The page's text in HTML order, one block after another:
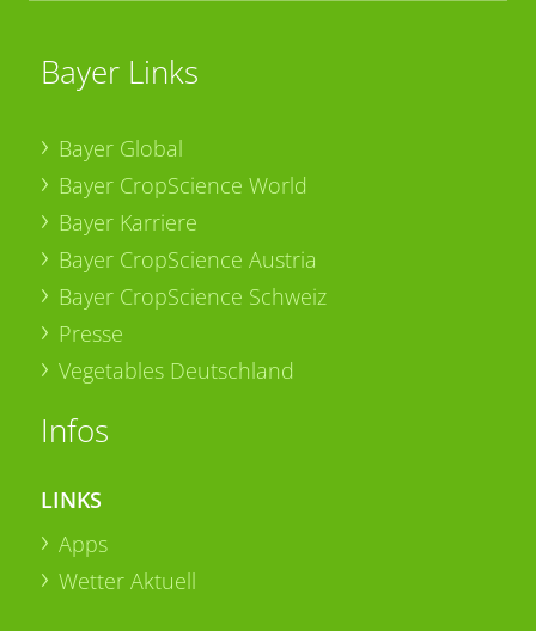
Bayer Links
Bayer Global
Bayer CropScience World
Bayer Karriere
Bayer CropScience Austria
Bayer CropScience Schweiz
Presse
Vegetables Deutschland
Infos
LINKS
Apps
Wetter Aktuell